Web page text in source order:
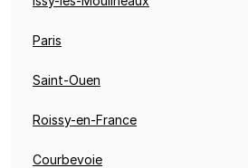
Paris
Saint-Ouen
Roissy-en-France
Courbevoie